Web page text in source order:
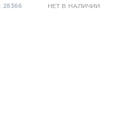
28366 НЕТ В НАЛИЧИИ